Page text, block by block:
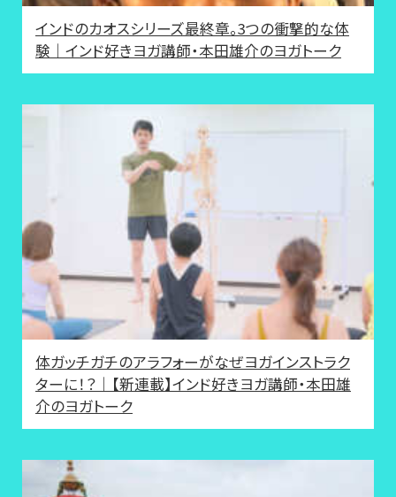
インドのカオスシリーズ最終章。3つの衝撃的な体
験｜インド好きヨガ講師・本田雄介のヨガトーク
体ガッチガチのアラフォーがなぜヨガインストラク
ターに！？｜【新連載】インド好きヨガ講師・本田雄
介のヨガトーク